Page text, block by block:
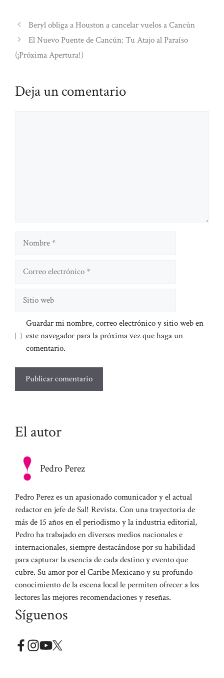
Beryl obliga a Houston a cancelar vuelos a Cancún
El Nuevo Puente de Cancún: Tu Atajo al Paraíso
(¡Próxima Apertura!)
Deja un comentario
Nombre
Guardar mi nombre, correo electrónico y sitio web en
este navegador para la próxima vez que haga un
comentario.
El autor
Pedro Perez
Pedro Perez es un apasionado comunicador y el actual
redactor en jefe de Sal! Revista. Con una trayectoria de
más de 15 años en el periodismo y la industria editorial,
Pedro ha trabajado en diversos medios nacionales e
internacionales, siempre destacándose por su habilidad
para capturar la esencia de cada destino y evento que
cubre. Su amor por el Caribe Mexicano y su profundo
conocimiento de la escena local le permiten ofrecer a los
lectores las mejores recomendaciones y reseñas.
Síguenos